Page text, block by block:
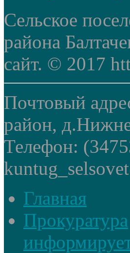
Сельское
района
сайт. © 2017
Почтовый
район,
Телефон:
Главная
Прокуратура